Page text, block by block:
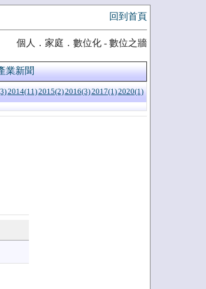
回到首頁
個人．家庭．數位化 - 數位之牆
業新聞
2014(11)2015(2)2016(3)2017(1)2020(1)